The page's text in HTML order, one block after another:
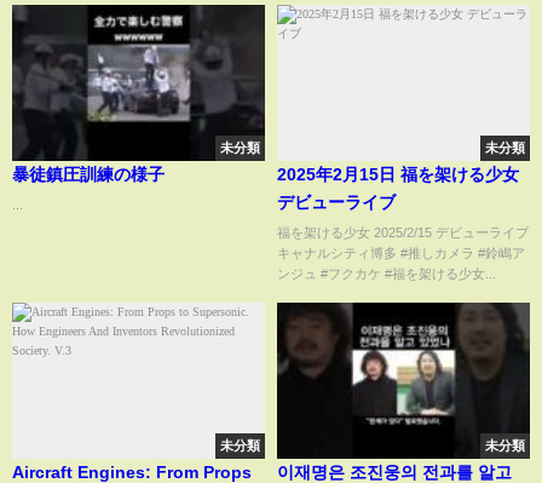
未分類
暴徒鎮圧訓練の様子
未分類
2025年2月15日 福を架ける少女
デビューライブ
福を架ける少女 2025/2/15 デビューライブ
キャナルシティ博多 #推しカメラ #鈴嶋ア
ンジュ #フクカケ #福を架ける少女...
未分類
Aircraft Engines: From Props
未分類
이재명은 조진웅의 전과를 알고